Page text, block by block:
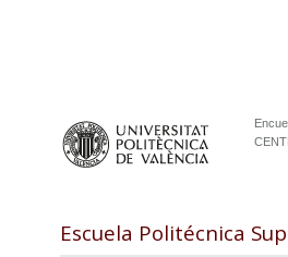
Escuela Politécnica